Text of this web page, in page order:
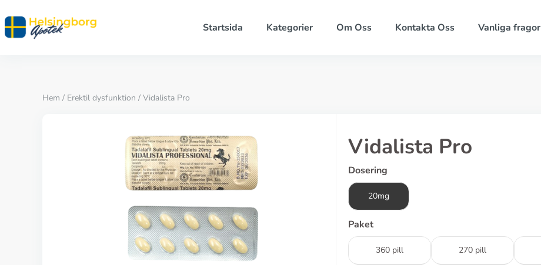
Startsida Kategorier Om Oss Kontakta Oss Vanliga fragor
Hem / Erektil dysfunktion / Vidalista Pro
Vidalista Pro
Dosering
20mg
Paket
360 pill 270 pill